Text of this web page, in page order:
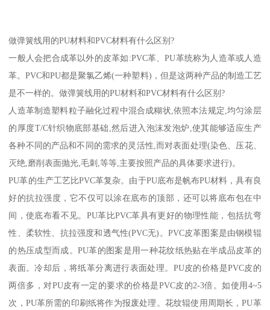
做弹簧线用的PU材料和PVC材料有什么区别?
一般人会把合成革以外的皮革如:PVC革、PU革统称为人造革或人造
革。PVC和PU都是聚氯乙烯(一种塑料)，但是这两种产品的制造工艺
是不一样的。做弹簧线用的PU材料和PVC材料有什么区别?
人造革制造塑料粒子融化过程中混合成糊状,依照本法规定,均匀涂层
的厚度T/C针织物底部基础,然后进入泡沫发泡炉,使其能够适应生产
各种不同的产品和不同的需求的灵活性,而对表面处理(染色、压花、
灭绝,磨削表面抛光,毛刺,等等,主要按照产品的具体要求进行)。
PU革的生产工艺比PVC革复杂。由于PU底布是帆布PU材料，具有良
好的抗拉强度，它不仅可以涂在底布的顶部，还可以将底布包在中
间，使底布看不见。PU革比PVC革具有更好的物理性能，包括抗弯
性、柔软性、抗拉强度和透气性(PVC无)。PVC皮革图案是由钢模辊
的热压成型而成。PU革的图案是用一种花纹纸热贴在半成品皮革的
表面。冷却后，将纸革分离进行表面处理。PU皮的价格是PVC皮的
两倍多，对PU皮有一定的要求的价格是PVC皮的2-3倍。如使用4~5
次，PU革所需的印刷纸将作为报废处理。花纹辊使用周期长，PU革